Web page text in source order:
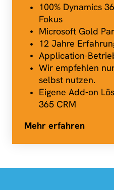
100% Dynamics
Fokus
Microsoft Gold
12 Jahre
Application-
Wir empfehlen
selbst nutzen.
Eigene Add-on
365 CRM
Mehr erfahren